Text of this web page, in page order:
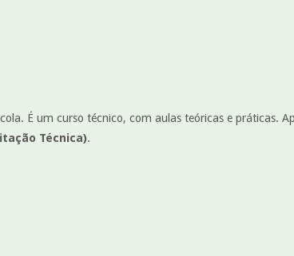
É um curso técnico, com aulas teóricas e práticas.
Técnica).